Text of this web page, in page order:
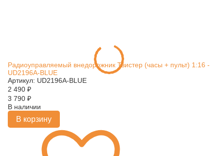
Радиоуправляемый внедорожник Твистер (часы + пульт) 1:16 -
UD2196A-BLUE
Артикул: UD2196A-BLUE
2 490 ₽
3 790 ₽
В наличии
В корзину